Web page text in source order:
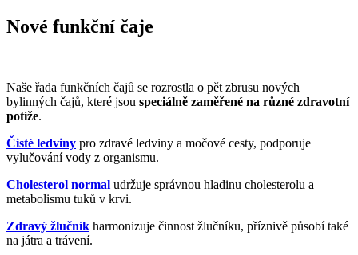
Nové funkční čaje
Naše řada funkčních čajů se rozrostla o pět zbrusu nových
bylinných čajů, které jsou speciálně zaměřené na různé zdravotní
potíže.
Čisté ledviny pro zdravé ledviny a močové cesty, podporuje
vylučování vody z organismu.
Cholesterol normal udržuje správnou hladinu cholesterolu a
metabolismu tuků v krvi.
Zdravý žlučník harmonizuje činnost žlučníku, příznivě působí také
na játra a trávení.